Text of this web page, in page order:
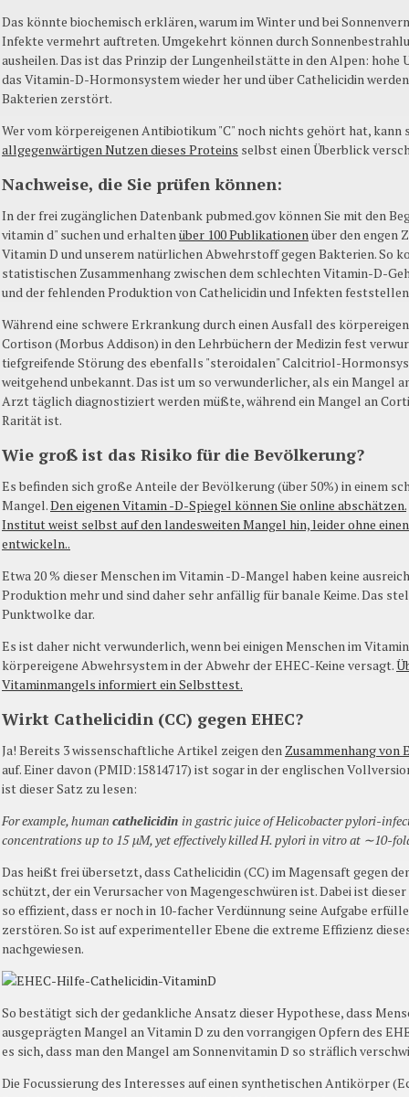
Das könnte biochemisch erklären, warum im Winter und bei
Infekte vermehrt auftreten. Umgekehrt können durch
ausheilen. Das ist das Prinzip der Lungenheilstätte in den Alpen:
das Vitamin-D-Hormonsystem wieder her und über Cathelicidin
Bakterien zerstört.
Wer vom körpereigenen Antibiotikum "C" noch nichts gehört hat, kann
allgegenwärtigen Nutzen dieses Proteins selbst einen Überblick
Nachweise, die Sie prüfen können:
In der frei zugänglichen Datenbank pubmed.gov können Sie mit den
vitamin d" suchen und erhaltenüber 100 Publikationenüber den engen
Vitamin D und unserem natürlichen Abwehrstoff gegen Bakterien. So
statistischen Zusammenhang zwischen dem schlechten Vitamin-D-
und der fehlenden Produktion von Cathelicidin und Infekten
Während eine schwere Erkrankung durch einen Ausfall des
Cortison (Morbus Addison) in den Lehrbüchern der Medizin fest
tiefgreifende Störung des ebenfalls "steroidalen" Calcitriol-
weitgehend unbekannt. Das ist um so verwunderlicher, als ein Mangel
Arzt täglich diagnostiziert werden müßte, während ein Mangel an
Rarität ist.
Wie groß ist das Risiko für die Bevölkerung?
Es befinden sich große Anteile der Bevölkerung (über 50%) in einem
Mangel.Den eigenen Vitamin -D-Spiegel können Sie online abschätzen.
Institut weist selbst auf den landesweiten Mangel hin, leider ohne
entwickeln..
Etwa 20 % dieser Menschen im Vitamin -D-Mangel haben keine
Produktion mehr und sind daher sehr anfällig für banale Keime. Das
Punktwolke dar.
Es ist daher nicht verwunderlich, wenn bei einigen Menschen im
körpereigene Abwehrsystem in der Abwehr der EHEC-Keine versagt.
Vitaminmangels informiert ein Selbsttest.
Wirkt Cathelicidin (CC) gegen EHEC?
Ja! Bereits 3 wissenschaftliche Artikel zeigen den Zusammenhang von
auf. Einer davon (PMID:15814717) ist sogar in der englischen
ist dieser Satz zu lesen:
For example, human cathelicidin in gastric juice ofHelicobacter pylori-
concentrations up to 15 µM, yet effectively killedH. pyloriin vitro at ∼10-
Das heißt frei übersetzt, dass Cathelicidin (CC) im Magensaft gegen
schützt, der ein Verursacher von Magengeschwüren ist. Dabei ist
so effizient, dass er noch in 10-facher Verdünnung seine Aufgabe
zerstören. So ist auf experimenteller Ebene die extreme Effizienz
nachgewiesen.
So bestätigt sich der gedankliche Ansatz dieser Hypothese, dass
ausgeprägten Mangel an Vitamin D zu den vorrangigen Opfern des
es sich, dass man den Mangel am Sonnenvitamin D so sträflich
Die Focussierung des Interesses auf einen synthetischen Antikörper